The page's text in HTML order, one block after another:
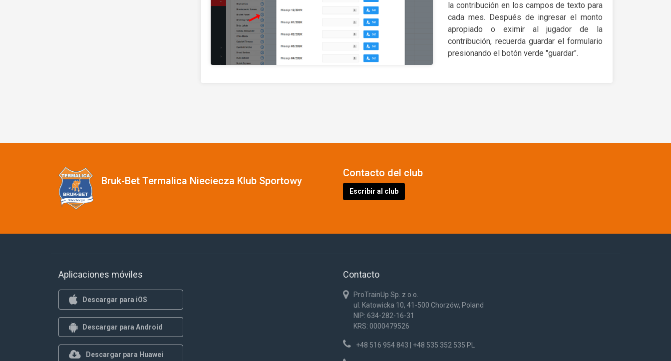
la contribución en los campos de texto para
cada mes. Después de ingresar el monto
apropiado o eximir al jugador de la
contribución, recuerda guardar el formulario
presionando el botón verde "guardar".
Bruk-Bet Termalica Nieciecza Klub Sportowy
Contacto del club
Escribir al club
Aplicaciones móviles
Descargar para iOS
Descargar para Android
Descargar para Huawei
Contacto
ProTrainUp Sp. z o.o.
ul. Katowicka 10, 41-500 Chorzów, Poland
NIP: 634-282-16-31
KRS: 0000479526
+48 516 954 843 | +48 535 352 535 PL